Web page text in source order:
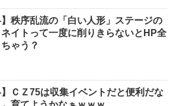
】秩序乱流の「白い人形」ステージの
イトって一度に削りきらないとHP全
ゃう？
】ＣＺ75は収集イベントだと便利だな